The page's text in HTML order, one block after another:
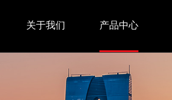
关于我们 产品中心